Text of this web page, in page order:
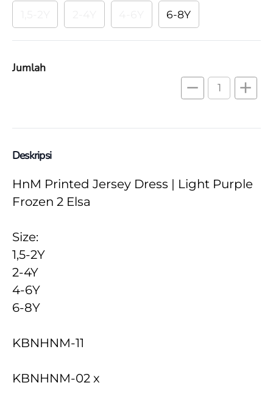
6-8Y
Jumlah
remove add
Deskripsi
HnM Printed Jersey Dress | Light Purple
Frozen 2 Elsa
Size:
1,5-2Y
2-4Y
4-6Y
6-8Y
KBNHNM-11
KBNHNM-02 x